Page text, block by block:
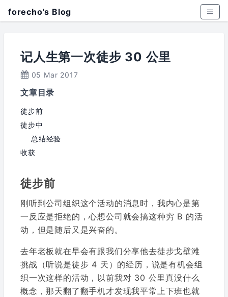
forecho's Blog
记人生第一次徒步 30 公里
05 Mar 2017
文章目录
徒步前
徒步中
总结经验
收获
徒步前
刚听到公司组织这个活动的消息时，我内心是第
一反应是拒绝的，心想公司就会搞这种穷 B 的活
动，但是随后又是兴奋的。
去年老板就在早会有跟我们分享他去徒步戈壁滩
挑战（听说是徒步 4 天）的经历，说是有机会组
织一次这样的活动，以前我对 30 公里真没什么
概念，那天翻了翻手机才发现我平常上下班也就